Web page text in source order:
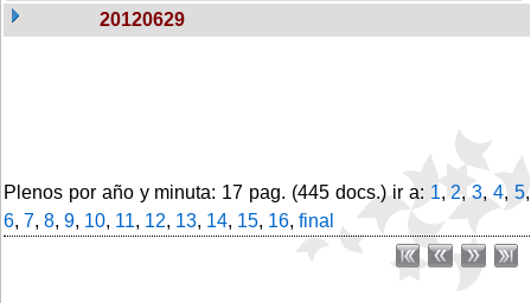
20120629
Plenos por año y minuta: 17 pag. (445 docs.) ir a: 1,2,3,4,5,
6, 7, 8, 9, 10, 11, 12, 13, 14, 15, 16, final